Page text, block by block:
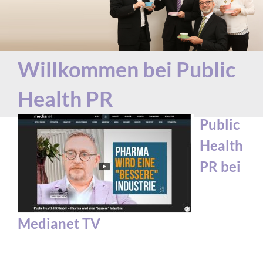
Willkommen bei Public
Health PR
Public
Health
PR bei
Medianet TV